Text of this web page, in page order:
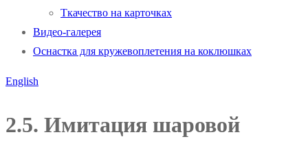
Ткачество на карточках
Видео-галерея
Оснастка для кружевоплетения на коклюшках
English
2.5. Имитация шаровой